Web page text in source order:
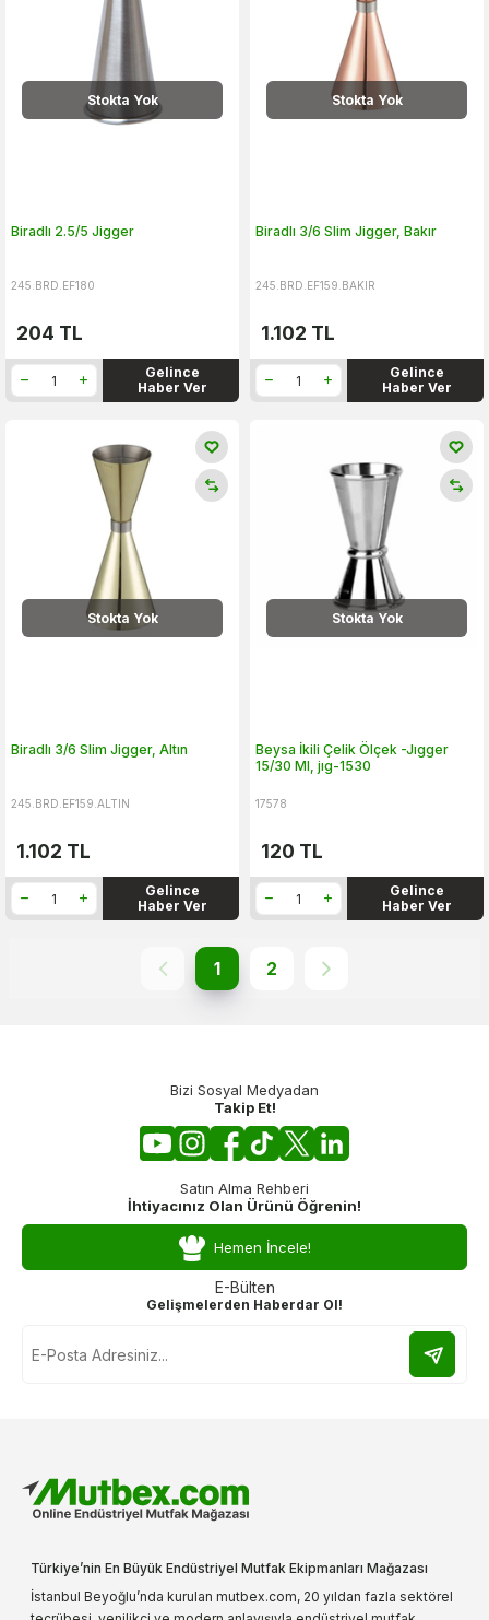
Stokta Yok
Biradlı 2.5/5 Jigger
245.BRD.EF180
204 TL
Gelince
Haber Ver
Stokta Yok
Biradlı 3/6 Slim Jigger, Bakır
245.BRD.EF159.BAKIR
1.102 TL
Gelince
Haber Ver
Stokta Yok
Biradlı 3/6 Slim Jigger, Altın
245.BRD.EF159.ALTIN
1.102 TL
Gelince
Haber Ver
Stokta Yok
Beysa İkili Çelik Ölçek -Jıgger
15/30 Ml, jıg-1530
17578
120 TL
Gelince
Haber Ver
1 2
Bizi Sosyal Medyadan
Takip Et!
Satın Alma Rehberi
İhtiyacınız Olan Ürünü Öğrenin!
Hemen İncele!
E-Bülten
Gelişmelerden Haberdar Ol!
Türkiye’nin En Büyük Endüstriyel Mutfak Ekipmanları Mağazası
İstanbul Beyoğlu’nda kurulan mutbex.com, 20 yıldan fazla sektörel